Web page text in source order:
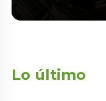
Lo último